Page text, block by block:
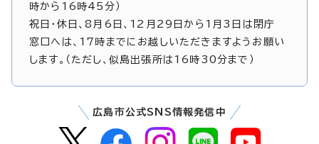
時から16時45分）
祝日・休日、8月6日、12月29日から1月3日は閉庁
窓口へは、17時までにお越しいただきますようお願い
します。（ただし、似島出張所は16時30分まで）
広島市公式SNS情報発信中